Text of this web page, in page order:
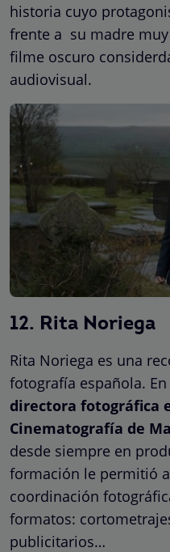
historia cuyo
frente a su madre
filme oscuro
audiovisual.
12. Rita Noriega
Rita Noriega es una
fotografía española. En
directora fotográfica
Cinematografía de
desde siempre en
formación le permitió
coordinación
formatos:
publicitarios…